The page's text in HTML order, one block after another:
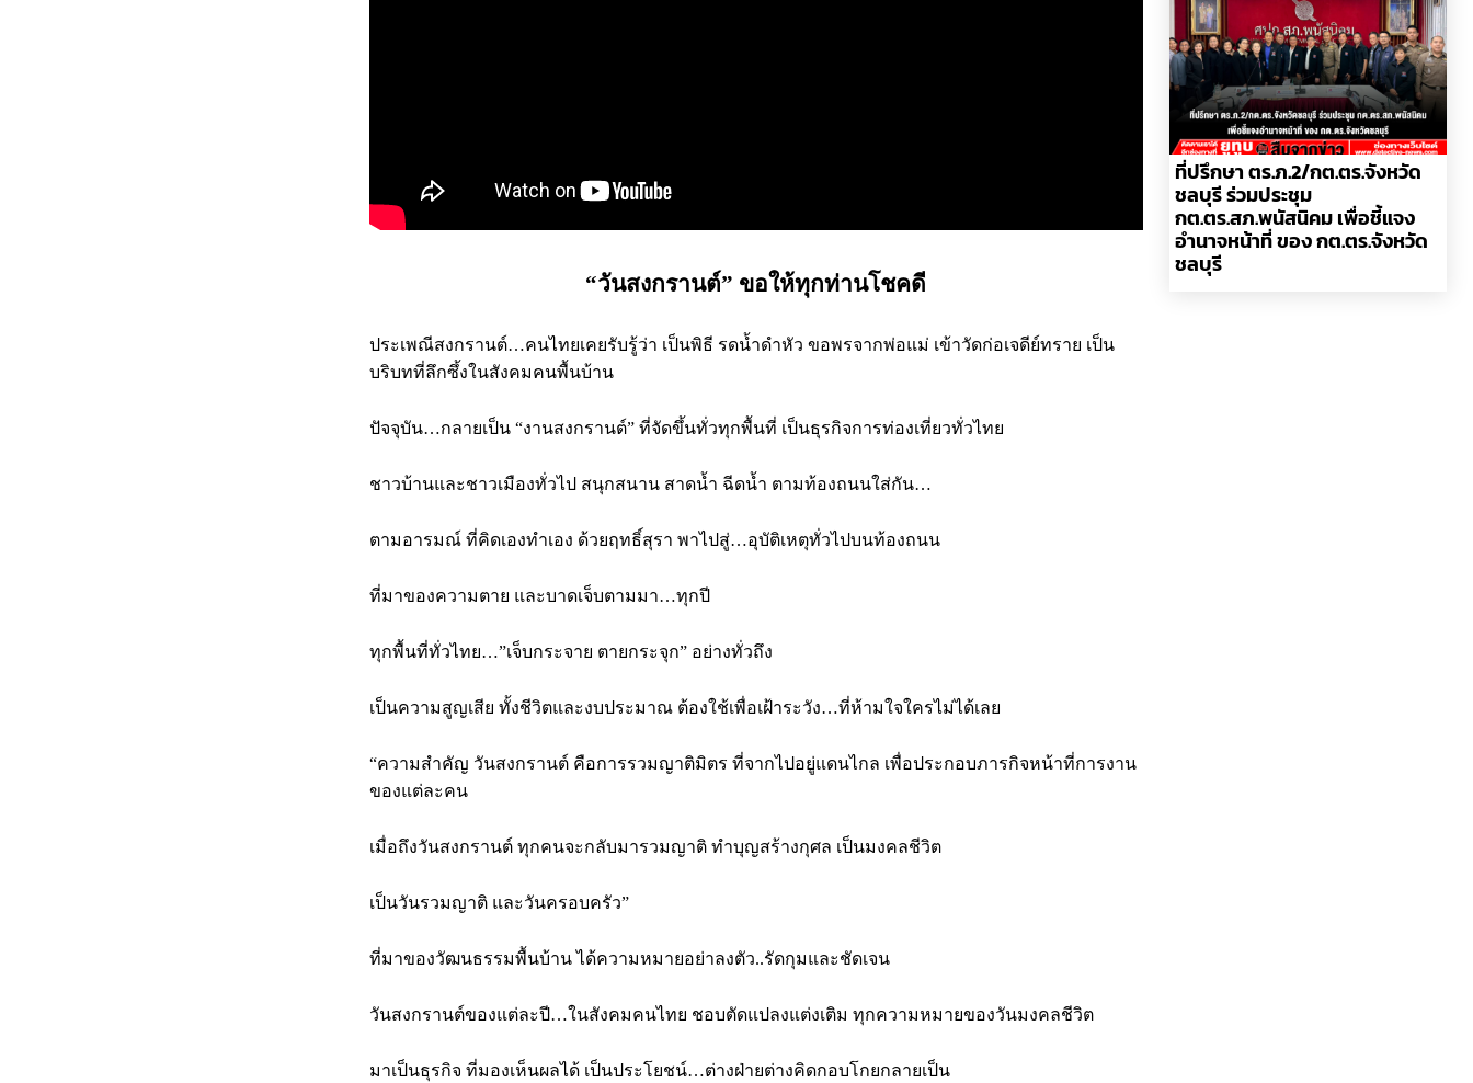
“วันสงกรานต์” ขอให้ทุกท่านโชคดี
ประเพณีสงกรานต์…คนไทยเคยรับรู้ว่า เป็นพิธี รดน้ำดำหัว ขอพรจากพ่อแม่ เข้าวัดก่อเจดีย์ทราย เป็น
บริบทที่ลึกซึ้งในสังคมคนพื้นบ้าน
ปัจจุบัน…กลายเป็น “งานสงกรานต์” ที่จัดขึ้นทั่วทุกพื้นที่ เป็นธุรกิจการท่องเที่ยวทั่วไทย
ชาวบ้านและชาวเมืองทั่วไป สนุกสนาน สาดน้ำ ฉีดน้ำ ตามท้องถนนใส่กัน…
ตามอารมณ์ ที่คิดเองทำเอง ด้วยฤทธิ์สุรา พาไปสู่…อุบัติเหตุทั่วไปบนท้องถนน
ที่มาของความตาย และบาดเจ็บตามมา…ทุกปี
ทุกพื้นที่ทั่วไทย…”เจ็บกระจาย ตายกระจุก” อย่างทั่วถึง
เป็นความสูญเสีย ทั้งชีวิตและงบประมาณ ต้องใช้เพื่อเฝ้าระวัง…ที่ห้ามใจใครไม่ได้เลย
“ความสำคัญ วันสงกรานต์ คือการรวมญาติมิตร ที่จากไปอยู่แดนไกล เพื่อประกอบภารกิจหน้าที่การงาน
ของแต่ละคน
เมื่อถึงวันสงกรานต์ ทุกคนจะกลับมารวมญาติ ทำบุญสร้างกุศล เป็นมงคลชีวิต
เป็นวันรวมญาติ และวันครอบครัว”
ที่มาของวัฒนธรรมพื้นบ้าน ได้ความหมายอย่าลงตัว..รัดกุมและชัดเจน
วันสงกรานต์ของแต่ละปี…ในสังคมคนไทย ชอบตัดแปลงแต่งเติม ทุกความหมายของวันมงคลชีวิต
มาเป็นธุรกิจ ที่มองเห็นผลได้ เป็นประโยชน์…ต่างฝ่ายต่างคิดกอบโกยกลายเป็น
ที่ปรึกษา ตร.ภ.2/กต.ตร.จังหวัด
ชลบุรี ร่วมประชุม
กต.ตร.สภ.พนัสนิคม เพื่อชี้แจง
อำนาจหน้าที่ ของ กต.ตร.จังหวัด
ชลบุรี